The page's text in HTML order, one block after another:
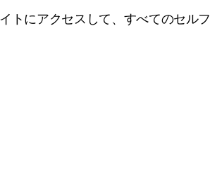
トにアクセスして、すべてのセル